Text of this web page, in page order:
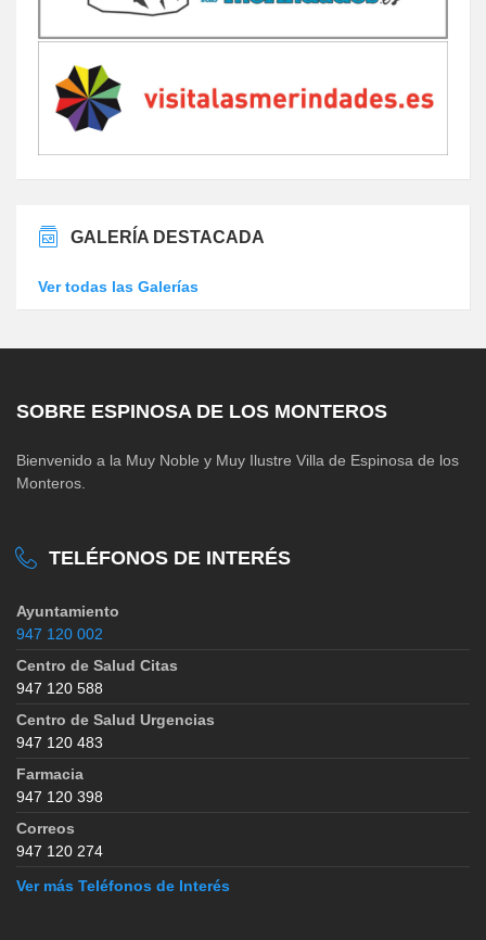
GALERÍA DESTACADA
Ver todas las Galerías
SOBRE ESPINOSA DE LOS MONTEROS
Bienvenido a la Muy Noble y Muy Ilustre Villa de Espinosa de los
Monteros.
TELÉFONOS DE INTERÉS
Ayuntamiento
947 120 002
Centro de Salud Citas
947 120 588
Centro de Salud Urgencias
947 120 483
Farmacia
947 120 398
Correos
947 120 274
Ver más Teléfonos de Interés